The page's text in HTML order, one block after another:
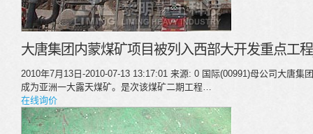
大唐集团内蒙煤矿项目被列入西部大开发重点工
2010年7月13日-2010-07-13 13:17:01 来源: 0 国际(00991)母公司大唐
成为亚洲一大露天煤矿。是次该煤矿二期工程…
在线询价